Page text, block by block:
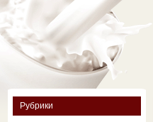
Рубрики